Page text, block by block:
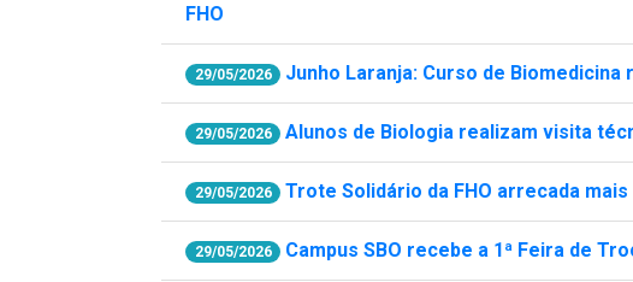
FHO
29/05/2026 Junho Laranja: Curso de Biomedicina
29/05/2026 Alunos de Biologia realizam visita
29/05/2026 Trote Solidário da FHO arrecada
29/05/2026 Campus SBO recebe a 1ª Feira de